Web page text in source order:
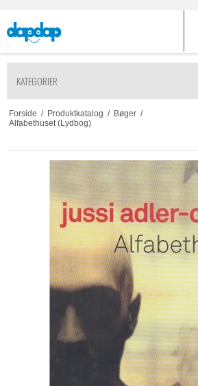
KATEGORIER
Forside / Produktkatalog / Bøger /
Alfabethuset (Lydbog)